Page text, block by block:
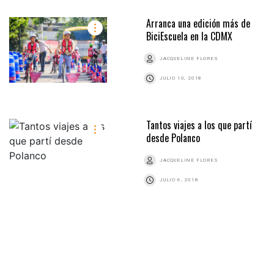
Arranca una edición más de
BiciEscuela en la CDMX
JACQUELINE FLORES
JULIO 10, 2018
Tantos viajes a los que partí
desde Polanco
JACQUELINE FLORES
JULIO 6, 2018